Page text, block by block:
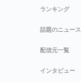
ランキング
話題のニュース
配信元一覧
インタビュー